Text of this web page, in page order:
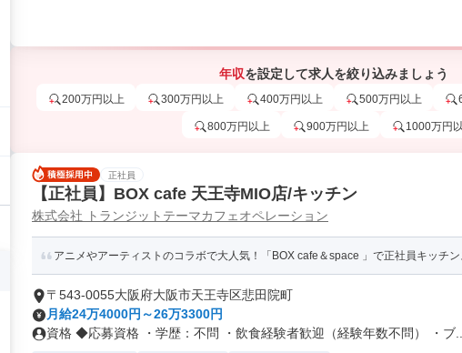
年収を設定して求人を絞り込みましょう
200万円以上 300万円以上 400万円以上 500万円以上
800万円以上 900万円以上 1000万円
正社員
【正社員】BOX cafe 天王寺MIO店/キッチン
株式会社 トランジットテーマカフェオペレーション
アニメやアーティストのコラボで大人気！「BOX cafe＆space 」で正社員キッチ
〒543-0055大阪府大阪市天王寺区悲田院町
月給24万4000円～26万3300円
資格 ◆応募資格 ・学歴：不問 ・飲食経験者歓迎（経験年数不問） ・ブ...